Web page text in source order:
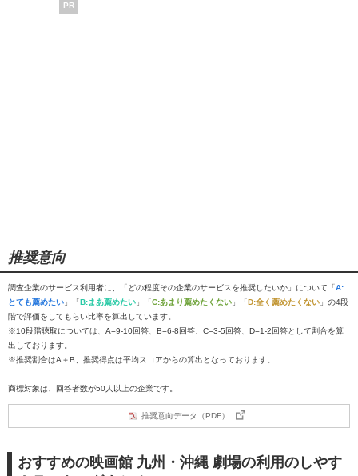
PR
推奨意向
調査企業のサービス利用者に、「どの程度その企業のサービスを推奨したいか」について「A:
とても薦めたい 」「B:まあ薦めたい 」「C:あまり薦めたくない 」「D:全く薦めたくない 」の4段
階で評価をしてもらい比率を算出しています。
※10段階聴取については、A=9-10回答、B=6-8回答、C=3-5回答、D=1-2回答として割合を算
出しております。
※推奨割合はA＋B、推奨得点は平均スコアからの算出となっております。
商標対象は、回答者数が50人以上の企業です。
推奨意向データ（PDF）
おすすめの映画館 九州・沖縄 劇場の利用のしやす